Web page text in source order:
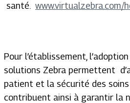
santé. www.virtualzebra.com/
Pour l’établissement,
solutions Zebra permettent
patient et la sécurité des
contribuent ainsi à garantir la